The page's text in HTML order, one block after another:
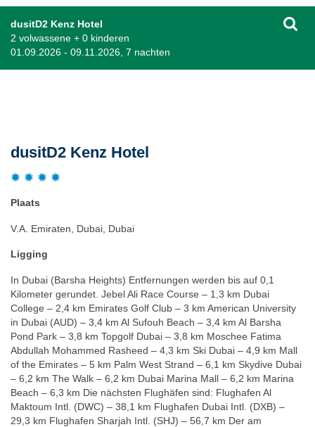
dusitD2 Kenz Hotel
2 volwassene + 0 kinderen
01.09.2026 - 09.11.2026, 7 nachten
dusitD2 Kenz Hotel
Plaats
V.A. Emiraten, Dubai, Dubai
Ligging
In Dubai (Barsha Heights) Entfernungen werden bis auf 0,1
Kilometer gerundet. Jebel Ali Race Course – 1,3 km Dubai
College – 2,4 km Emirates Golf Club – 3 km American University
in Dubai (AUD) – 3,4 km Al Sufouh Beach – 3,4 km Al Barsha
Pond Park – 3,8 km Topgolf Dubai – 3,8 km Moschee Fatima
Abdullah Mohammed Rasheed – 4,3 km Ski Dubai – 4,9 km Mall
of the Emirates – 5 km Palm West Strand – 6,1 km Skydive Dubai
– 6,2 km The Walk – 6,2 km Dubai Marina Mall – 6,2 km Marina
Beach – 6,3 km Die nächsten Flughäfen sind: Flughafen Al
Maktoum Intl. (DWC) – 38,1 km Flughafen Dubai Intl. (DXB) –
29,3 km Flughafen Sharjah Intl. (SHJ) – 56,7 km Der am